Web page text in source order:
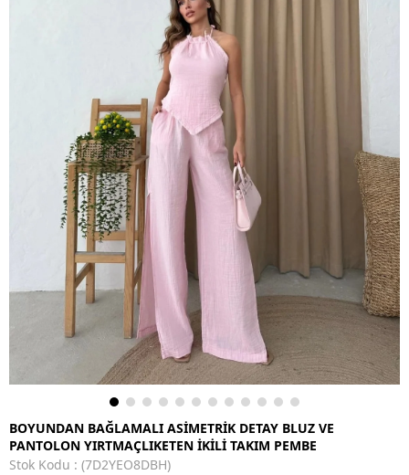
BOYUNDAN BAĞLAMALI ASİMETRİK DETAY BLUZ VE
PANTOLON YIRTMAÇLIKETEN İKİLİ TAKIM PEMBE
Stok Kodu
(7D2YEO8DBH)